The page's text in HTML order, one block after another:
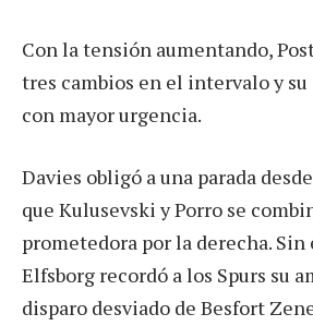
Con la tensión aumentando,
tres cambios en el intervalo y
con mayor urgencia.
Davies obligó a una parada
que Kulusevski y Porro se
prometedora por la derecha. Sin
Elfsborg recordó a los Spurs su
disparo desviado de Besfort